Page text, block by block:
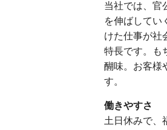
当社では、官
を伸ばしてい
けた仕事が社
特⻑です。も
醐味。お客様
す。
働きやすさ
⼟⽇休みで、